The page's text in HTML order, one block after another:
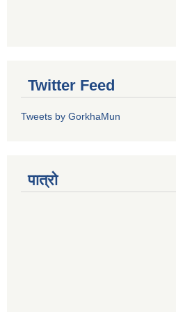
Twitter Feed
Tweets by GorkhaMun
पात्रो